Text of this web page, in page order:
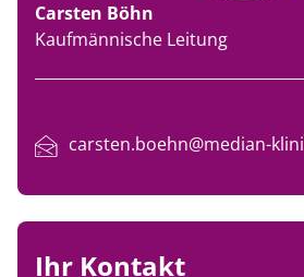
Carsten Böhn
Kaufmännische Leitung
carsten.boehn@median-
Ihr Kontakt